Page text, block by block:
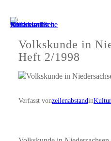
Zum
Inhalt
springenVolkskunde in
Heft 2/1998
Verfasst vonzeilenabstandin